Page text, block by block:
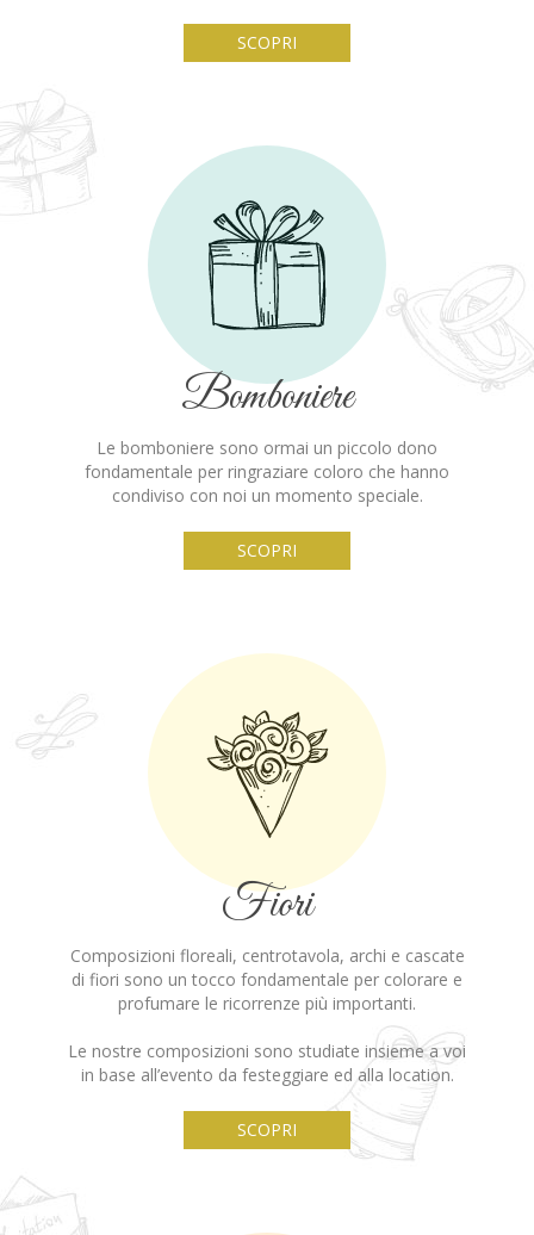
SCOPRI
Bomboniere
Le bomboniere sono ormai un piccolo dono
fondamentale per ringraziare coloro che hanno
condiviso con noi un momento speciale.
SCOPRI
Fiori
Composizioni floreali, centrotavola, archi e cascate
di fiori sono un tocco fondamentale per colorare e
profumare le ricorrenze più importanti.
Le nostre composizioni sono studiate insieme a voi
in base all’evento da festeggiare ed alla location.
SCOPRI